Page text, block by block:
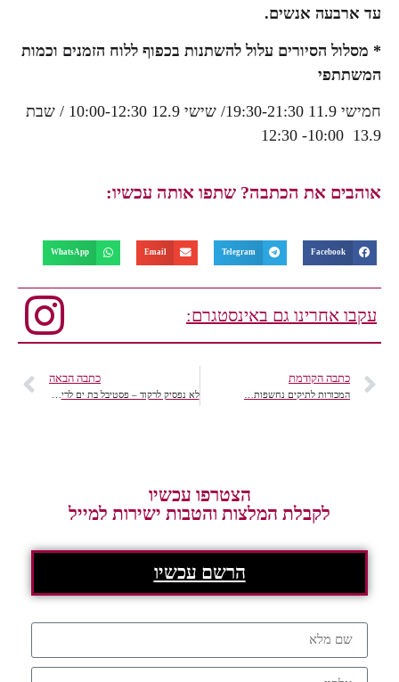
עד ארבעה אנשים.
* מסלול הסיורים עלול להשתנות בכפוף ללוח הזמנים וכמות
המשתתפי
חמישי 11.9 19:30-21:30/ שישי 12.9 10:00-12:30 / שבת
13.9 10:00- 12:30
אוהבים את הכתבה? שתפו אותה עכשיו:
Facebook
Telegram
Email
WhatsApp
עקבו אחרינו גם באינסטגרם:
כתבה הקודמת
המכורות לתיקים נחשפות…
כתבה הבאה
הצטרפו עכשיו
לקבלת המלצות והטבות ישירות למייל
הרשם עכשיו